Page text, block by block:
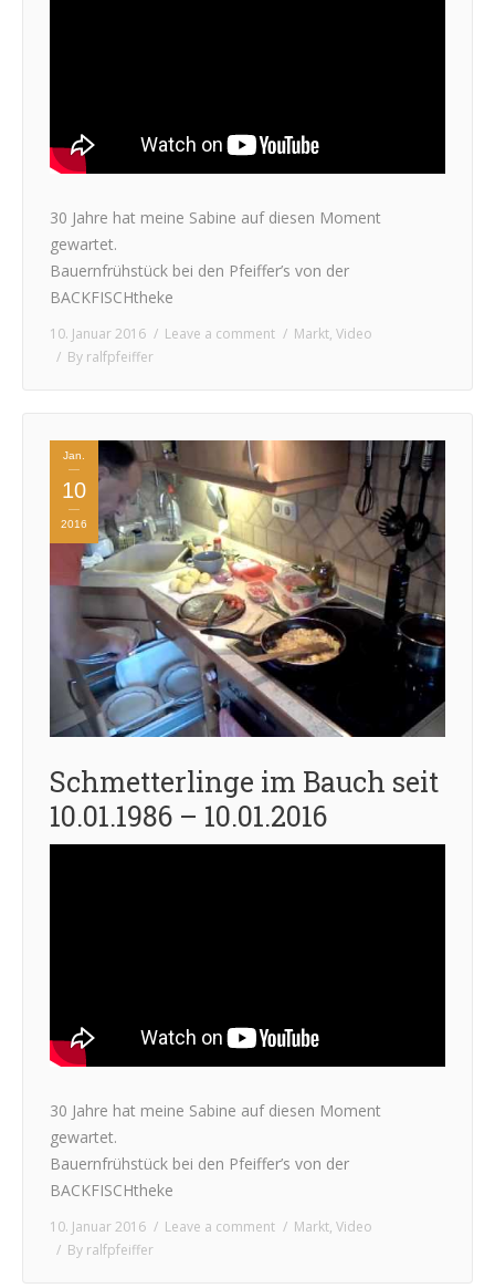
30 Jahre hat meine Sabine auf diesen Moment
gewartet.
Bauernfrühstück bei den Pfeiffer’s von der
BACKFISCHtheke
10. Januar 2016 Leave a comment Markt, Video
By ralfpfeiffer
Jan.
10
2016
Schmetterlinge im Bauch seit
10.01.1986 – 10.01.2016
30 Jahre hat meine Sabine auf diesen Moment
gewartet.
Bauernfrühstück bei den Pfeiffer’s von der
BACKFISCHtheke
10. Januar 2016 Leave a comment Markt, Video
By ralfpfeiffer